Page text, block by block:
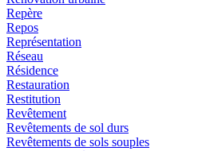
Repère
Repos
Représentation
Réseau
Résidence
Restauration
Restitution
Revêtement
Revêtements de sol durs
Revêtements de sols souples